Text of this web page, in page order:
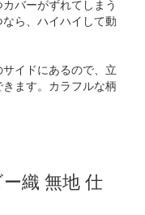
バーがずれてしまう
ら、ハイハイして動
イドにあるので、立
ます。カラフルな柄
織 無地 仕